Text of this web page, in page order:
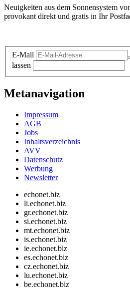
Neuigkeiten aus dem Sonnensystem
provokant direkt und gratis in Ihr
E-Mail
lassen
Metanavigation
Impressum
AGB
Jobs
Inhaltsverzeichnis
AVV
Datenschutz
Werbung
Newsletter
echonet.biz
li.echonet.biz
gr.echonet.biz
si.echonet.biz
mt.echonet.biz
is.echonet.biz
ie.echonet.biz
es.echonet.biz
cz.echonet.biz
lu.echonet.biz
be.echonet.biz